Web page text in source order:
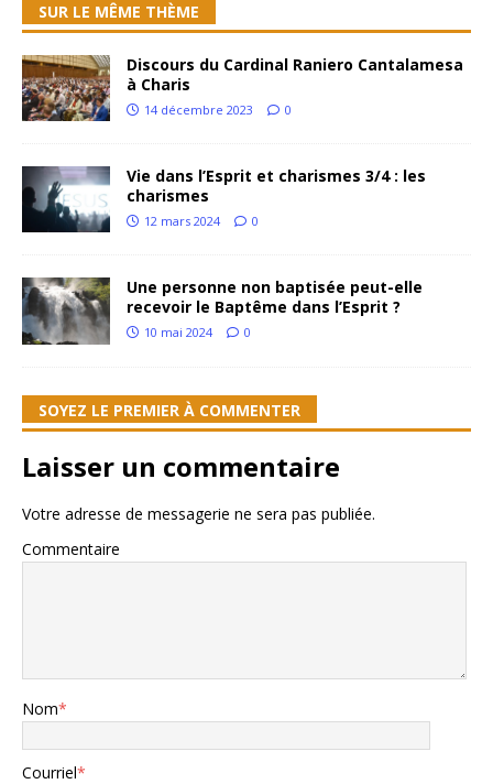
SUR LE MÊME THÈME
Discours du Cardinal Raniero Cantalamesa
à Charis
14 décembre 2023 0
Vie dans l’Esprit et charismes 3/4 : les
charismes
12 mars 2024 0
Une personne non baptisée peut-elle
recevoir le Baptême dans l’Esprit ?
10 mai 2024 0
SOYEZ LE PREMIER À COMMENTER
Laisser un commentaire
Votre adresse de messagerie ne sera pas publiée.
Commentaire
Nom*
Courriel*